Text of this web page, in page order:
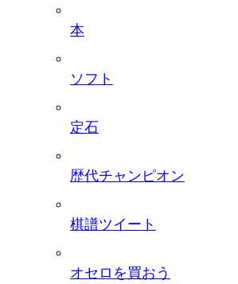
本
ソフト
定石
歴代チャンピオン
棋譜ツイート
オセロを買おう